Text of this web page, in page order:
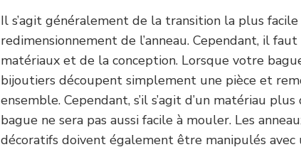
Il s’agit généralement de la transition la plus
redimensionnement de l’anneau. Cependant, il
matériaux et de la conception. Lorsque votre
bijoutiers découpent simplement une pièce et
ensemble. Cependant, s’il s’agit d’un matériau
bague ne sera pas aussi facile à mouler. Les
décoratifs doivent également être manipulés avec